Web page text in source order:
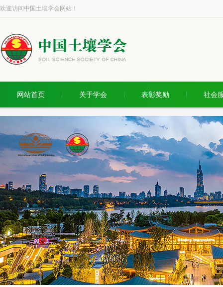
欢迎访问中国土壤学会网站！
网站首页 关于学会 表彰奖励 社会